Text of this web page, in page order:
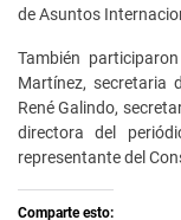
de Asuntos
También
Martínez, secretaria
René Galindo,
directora del
representante del
Comparte esto: